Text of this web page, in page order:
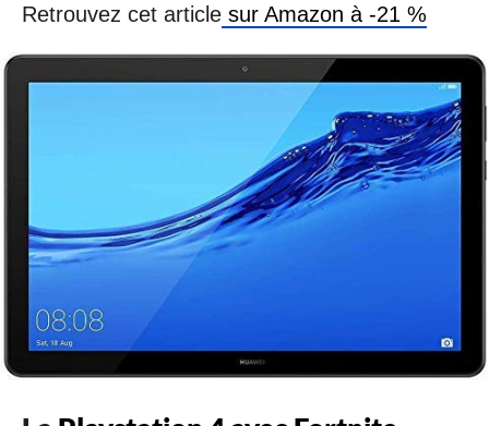
Retrouvez cet article sur Amazon à -21 %